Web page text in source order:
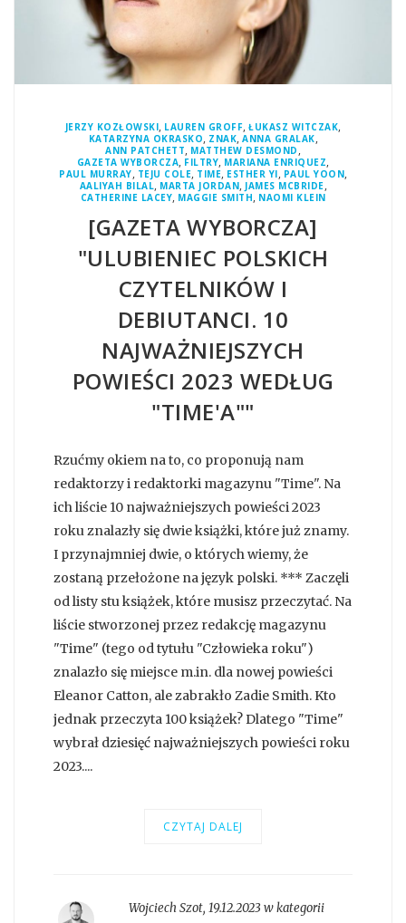
JERZY KOZŁOWSKI, LAUREN GROFF,ŁUKASZ WITCZAK,
KATARZYNA OKRASKO, ZNAK, ANNA GRALAK,
ANN PATCHETT, MATTHEW DESMOND ,
GAZETA WYBORCZA, FILTRY, MARIANA ENRIQUEZ,
PAUL MURRAY, TEJU COLE, TIME, ESTHER YI, PAUL YOON,
AALIYAH BILAL, MARTA JORDAN, JAMES MCBRIDE,
CATHERINE LACEY, MAGGIE SMITH, NAOMI KLEIN
[GAZETA WYBORCZA]
"ULUBIENIEC POLSKICH
CZYTELNIKÓW I
DEBIUTANCI. 10
NAJWAŻNIEJSZYCH
POWIEŚCI 2023 WEDŁUG
"TIME'A""
Rzućmy okiem na to, co proponują nam
redaktorzy i redaktorki magazynu "Time". Na
ich liście 10 najważniejszych powieści 2023
roku znalazły się dwie książki, które już znamy.
I przynajmniej dwie, o których wiemy, że
zostaną przełożone na język polski. *** Zaczęli
od listy stu książek, które musisz przeczytać. Na
liście stworzonej przez redakcję magazynu
"Time" (tego od tytułu "Człowieka roku")
znalazło się miejsce m.in. dla nowej powieści
Eleanor Catton, ale zabrakło Zadie Smith. Kto
jednak przeczyta 100 książek? Dlatego "Time"
wybrał dziesięć najważniejszych powieści roku
2023....
CZYTAJ DALEJ
Wojciech Szot, 19.12.2023 w kategorii